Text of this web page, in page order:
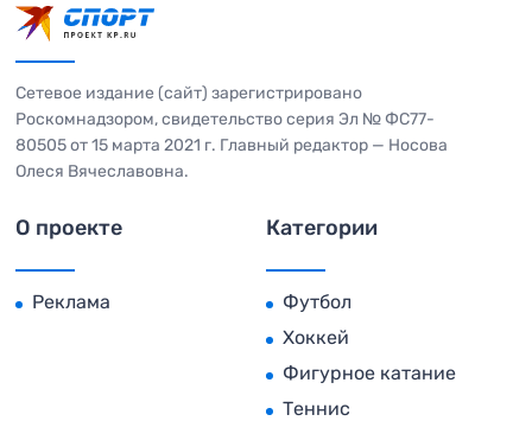
Сетевое издание (сайт) зарегистрировано
Роскомнадзором, свидетельство серия Эл № ФС77-
80505 от 15 марта 2021 г. Главный редактор — Носова
Олеся Вячеславовна.
О проекте
Реклама
Категории
Футбол
Хоккей
Фигурное катание
Теннис